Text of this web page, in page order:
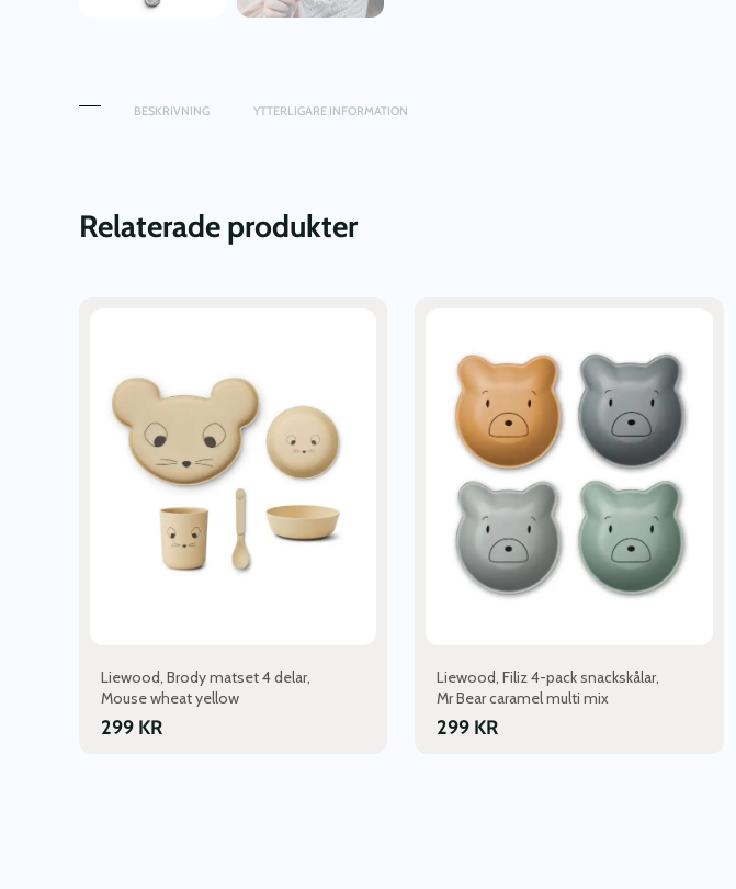
BESKRIVNING YTTERLIGARE INFORMATION
Relaterade produkter
Liewood, Brody matset 4 delar,
Mouse wheat yellow
299 KR
Liewood, Filiz 4-pack snackskålar,
Mr Bear caramel multi mix
299 KR